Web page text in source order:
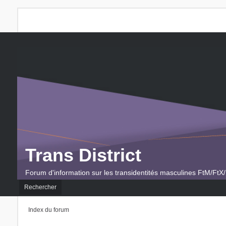
Trans District
Forum d'information sur les transidentités masculines FtM/
Rechercher
Index du forum